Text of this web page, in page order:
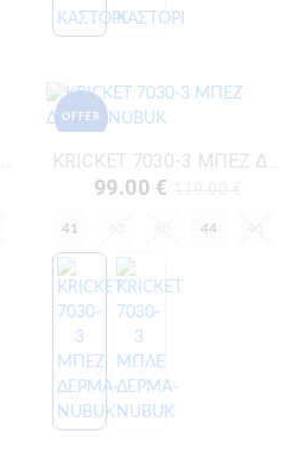
KRICKET 1066-4 ΤΑΜΠΑ ΔΕΡΜΑ
OFFER
KRICKET 7030-3 ΜΠΕΖ ΔΕΡΜΑ-NUBUK
99.00 €
41 44